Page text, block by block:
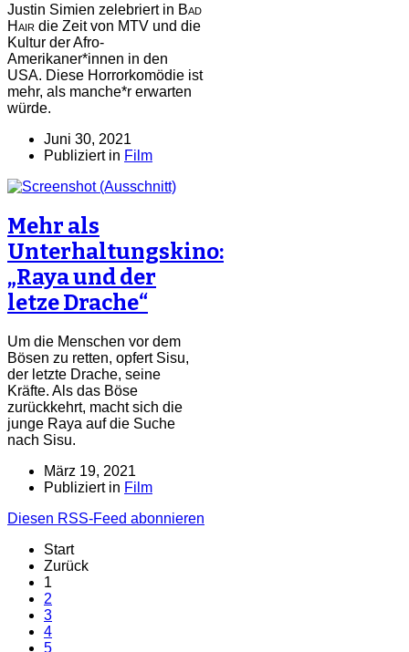
Justin Simien zelebriert in Bad
Hair die Zeit von MTV und die
Kultur der Afro-
Amerikaner*innen in den
USA. Diese Horrorkomödie ist
mehr, als manche*r erwarten
würde.
Juni 30, 2021
Publiziert in Film
Mehr als
Unterhaltungskino:
„Raya und der
letze Drache“
Um die Menschen vor dem
Bösen zu retten, opfert Sisu,
der letzte Drache, seine
Kräfte. Als das Böse
zurückkehrt, macht sich die
junge Raya auf die Suche
nach Sisu.
März 19, 2021
Publiziert in Film
Diesen RSS-Feed abonnieren
Start
Zurück
1
2
3
4
5